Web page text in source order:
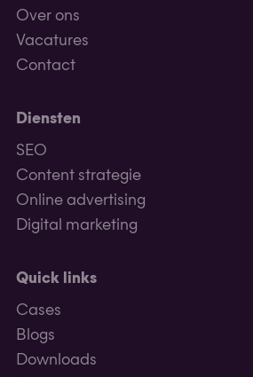
Over ons
Vacatures
Contact
Diensten
SEO
Content strategie
Online advertising
Digital marketing
Quick links
Cases
Blogs
Downloads